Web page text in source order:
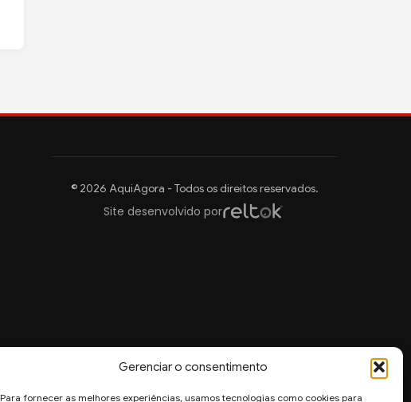
Gerenciar o consentimento
Para fornecer as melhores experiências, usamos tecnologias como cookies para
© 2026 AquiAgora - Todos os direitos reservados.
Site desenvolvido por